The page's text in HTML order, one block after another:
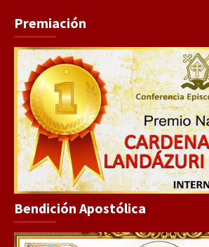
Premiación
Bendición Apostólica